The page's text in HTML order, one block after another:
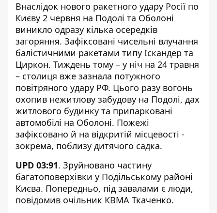
Внаслідок нового ракетного удару Росії по
Києву 2 червня на Подолі та Оболоні
виникло одразу кілька осередків
загоряння. Зафіксовані чисельні влучання
балістичними ракетами типу Іскандер та
Циркон. Тиждень тому – у ніч на 24 травня
– столиця вже зазнала потужного
повітряного удару РФ. Цього разу вогонь
охопив нежитлову забудову на Подолі, дах
житлового будинку та припарковані
автомобілі на Оболоні. Пожежі
зафіксовано й на відкритій місцевості -
зокрема, поблизу дитячого садка.
UPD 03:91. Зруйновано частину
багатоповерхівки у Подільському районі
Києва. Попередньо, під завалами є люди,
повідомив очільник КВМА Ткаченко.